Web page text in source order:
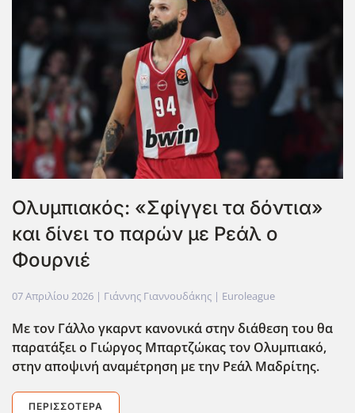
Ολυμπιακός: «Σφίγγει τα δόντια»
και δίνει το παρών με Ρεάλ ο
Φουρνιέ
07 Απριλίου 2026 | Γιάννης Γιαννουδάκης | Euroleague
Με τον Γάλλο γκαρντ κανονικά στην διάθεση του θα
παρατάξει ο Γιώργος Μπαρτζώκας τον Ολυμπιακό,
στην αποψινή αναμέτρηση με την Ρεάλ Μαδρίτης.
ΠΕΡΙΣΣΌΤΕΡΑ